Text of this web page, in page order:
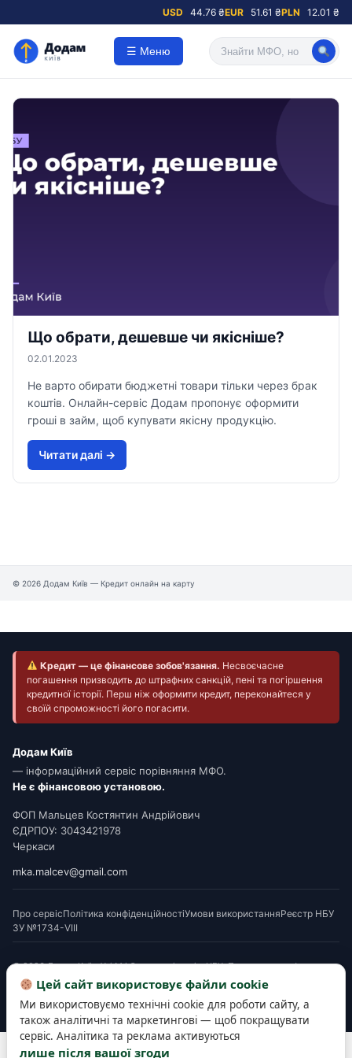
USD 44.76 ₴EUR 51.61 ₴PLN 12.01 ₴
☰ Меню
Що обрати, дешевше чи якісніше?
02.01.2023
Не варто обирати бюджетні товари тільки через брак
коштів. Онлайн-сервіс Додам пропонує оформити
гроші в займ, щоб купувати якісну продукцію.
Читати далi →
© 2026 Додам Київ — Кредит онлайн на карту
Кредит — це фінансове зобов'язання. Несвоєчасне
погашення призводить до штрафних санкцій, пені та погіршення
кредитної історії. Перш ніж оформити кредит, переконайтеся у
своїй спроможності його погасити.
Додам Київ
— інформаційний сервіс порівняння МФО.
Не є фінансовою установою.
ФОП Мальцев Костянтин Андрійович
ЄДРПОУ: 3043421978
Черкаси
mka.malcev@gmail.com
Про сервісПолітика конфіденційностіУмови використанняРеєстр НБУ
ЗУ №1734-VIII
© 2026 Додам Київ. Усі МФО мають ліцензію НБУ. Посилання на офери є
партнерськими. Перед підписанням ознайомтеся з Паспортом споживчого
кредиту. Деякі матеріали готуються з використанням AI-інструментів і
верифікуються редакцією.
Розробка та підтримка сайту —
Цей сайт використовує файли cookie
Ми використовуємо технічні cookie для роботи сайту, а
також аналітичні та маркетингові — щоб покращувати
сервіс. Аналітика та реклама активуються
лише після вашої згоди